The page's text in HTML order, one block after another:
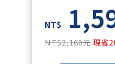
訂閱到期自動
每月下載編輯整
訂閱專屬電子報
科技趨勢報。
NT$
NT$2,160元現省